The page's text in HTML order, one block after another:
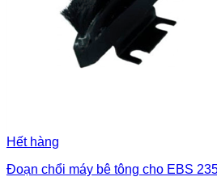
Hết hàng
Đoạn chổi máy bê tông cho EBS